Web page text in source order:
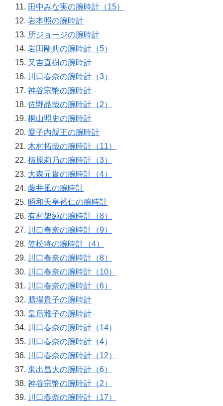
田中みな実の腕時計（15）
岩本照の腕時計
所ジョージの腕時計
岩田剛典の腕時計（5）
又吉直樹の腕時計
川口春奈の腕時計（3）
神谷宗幣の腕時計
佐野晶哉の腕時計（2）
桐山照史の腕時計
愛子内親王の腕時計
木村拓哉の腕時計（11）
指原莉乃の腕時計（3）
大森元貴の腕時計（4）
藤井風の腕時計
昭和天皇裕仁の腕時計
有村架純の腕時計（8）
川口春奈の腕時計（9）
笠松将の腕時計（4）
川口春奈の腕時計（8）
川口春奈の腕時計（10）
川口春奈の腕時計（6）
膳場貴子の腕時計
皇后雅子の腕時計
川口春奈の腕時計（14）
川口春奈の腕時計（4）
川口春奈の腕時計（12）
東出昌大の腕時計（6）
神谷宗幣の腕時計（2）
川口春奈の腕時計（17）